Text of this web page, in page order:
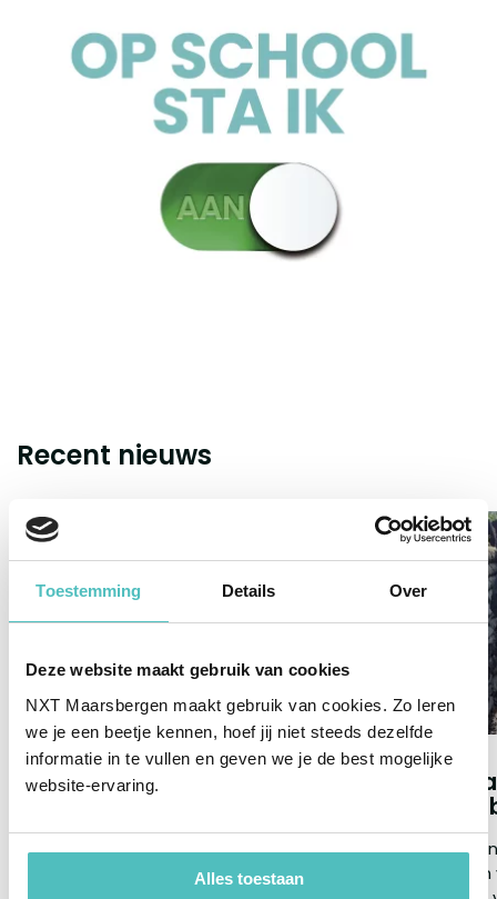
Toestemming Details Over
Deze website maakt gebruik van cookies
NXT Maarsbergen maakt gebruik van cookies. Zo leren
we je een beetje kennen, hoef jij niet steeds dezelfde
informatie in te vullen en geven we je de best mogelijke
website-ervaring.
Alles toestaan
Recent nieuws
Een fijne schoolvakantie
Het schooljaar zit erop. Samen
hebben we hard gewerkt, veel
de